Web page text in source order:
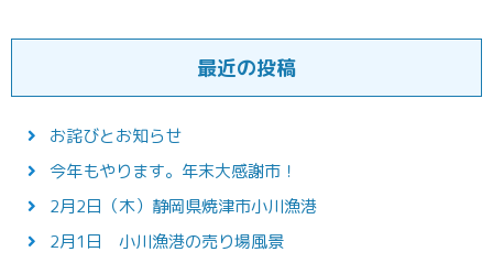
最近の投稿
お詫びとお知らせ
今年もやります。年末大感謝市！
2月2日（木）静岡県焼津市小川漁港
2月1日 小川漁港の売り場風景